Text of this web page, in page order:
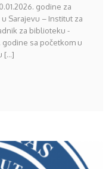
godine za
Sarajevu – Institut za
za biblioteku -
godine sa početkom u
[...]